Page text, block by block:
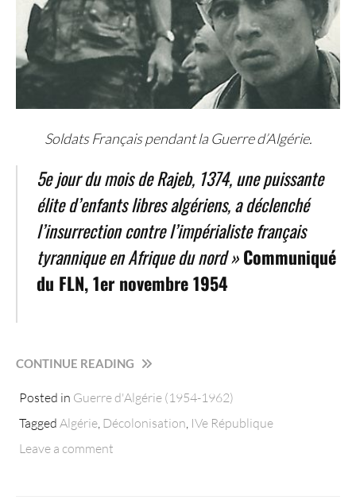
Soldats Français pendant la Guerre d’Algérie.
5e jour du mois de Rajeb, 1374, une puissante
élite d’enfants libres algériens, a déclenché
l’insurrection contre l’impérialiste français
tyrannique en Afrique du nord »Communiqué
du FLN, 1er novembre 1954
CONTINUE READING
« 1954
LE
DE
Posted in Guerre d'Algérie (1954-1962)
Tagged Algérie Décolonisation IVe République
Leave a comment